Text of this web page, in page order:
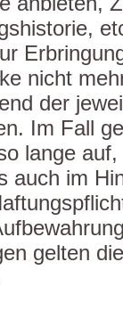
nicht
der
Im Fall
lange
auch im
gelten